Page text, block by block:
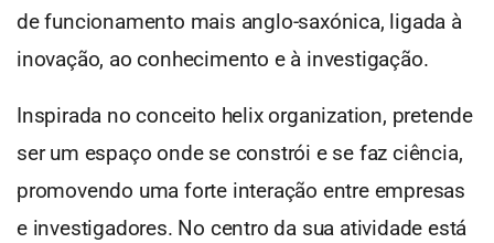
de funcionamento mais anglo-saxónica, ligada à
inovação, ao conhecimento e à investigação.
Inspirada no conceito helix organization, pretende
ser um espaço onde se constrói e se faz ciência,
promovendo uma forte interação entre empresas
e investigadores. No centro da sua atividade está